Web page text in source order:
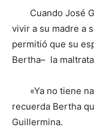
Cuando José
vivir a su madre a
permitió que su
Bertha– la
«Ya no tiene
recuerda Bertha
Guillermina.